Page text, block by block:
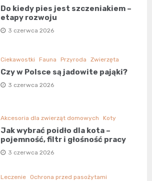
Do kiedy pies jest szczeniakiem –
etapy rozwoju
3 czerwca 2026
Ciekawostki Fauna Przyroda Zwierzęta
Czy w Polsce są jadowite pająki?
3 czerwca 2026
Akcesoria dla zwierząt domowych Koty
Jak wybrać poidło dla kota –
pojemność, filtr i głośność pracy
3 czerwca 2026
Leczenie
Ochrona przed pasożytami